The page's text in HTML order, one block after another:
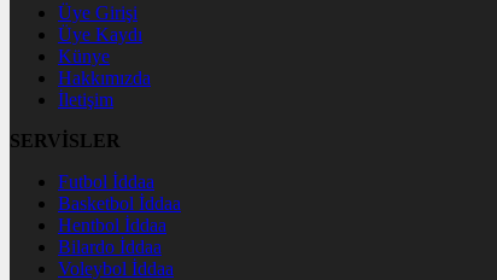
Üye Girişi
Üye Kaydı
Künye
Hakkımızda
İletişim
SERVİSLER
Futbol İddaa
Basketbol İddaa
Hentbol İddaa
Bilardo İddaa
Voleybol İddaa